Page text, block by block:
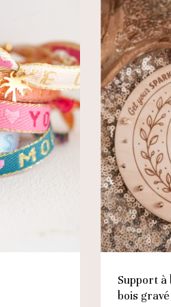
Support à
bois gravé